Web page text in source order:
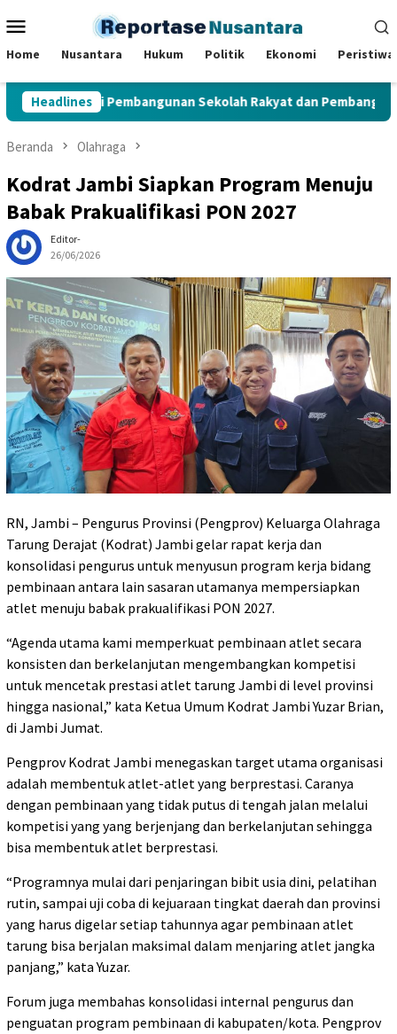
ke
Mobile
Home Nusantara Hukum Politik Ekonomi Peristiwa
Headlines
Lokasi Pembangunan Sekolah Rakyat dan Pembangunan
Beranda Olahraga
Kodrat Jambi Siapkan Program Menuju
Babak Prakualifikasi PON 2027
Editor-
26/06/2026
RN, Jambi – Pengurus Provinsi (Pengprov) Keluarga Olahraga
Tarung Derajat (Kodrat) Jambi gelar rapat kerja dan
konsolidasi pengurus untuk menyusun program kerja bidang
pembinaan antara lain sasaran utamanya mempersiapkan
atlet menuju babak prakualifikasi PON 2027.
“Agenda utama kami memperkuat pembinaan atlet secara
konsisten dan berkelanjutan mengembangkan kompetisi
untuk mencetak prestasi atlet tarung Jambi di level provinsi
hingga nasional,” kata Ketua Umum Kodrat Jambi Yuzar Brian,
di Jambi Jumat.
Pengprov Kodrat Jambi menegaskan target utama organisasi
adalah membentuk atlet-atlet yang berprestasi. Caranya
dengan pembinaan yang tidak putus di tengah jalan melalui
kompetisi yang yang berjenjang dan berkelanjutan sehingga
bisa membentuk atlet berprestasi.
“Programnya mulai dari penjaringan bibit usia dini, pelatihan
rutin, sampai uji coba di kejuaraan tingkat daerah dan provinsi
yang harus digelar setiap tahunnya agar pembinaan atlet
tarung bisa berjalan maksimal dalam menjaring atlet jangka
panjang,” kata Yuzar.
Forum juga membahas konsolidasi internal pengurus dan
penguatan program pembinaan di kabupaten/kota. Pengprov